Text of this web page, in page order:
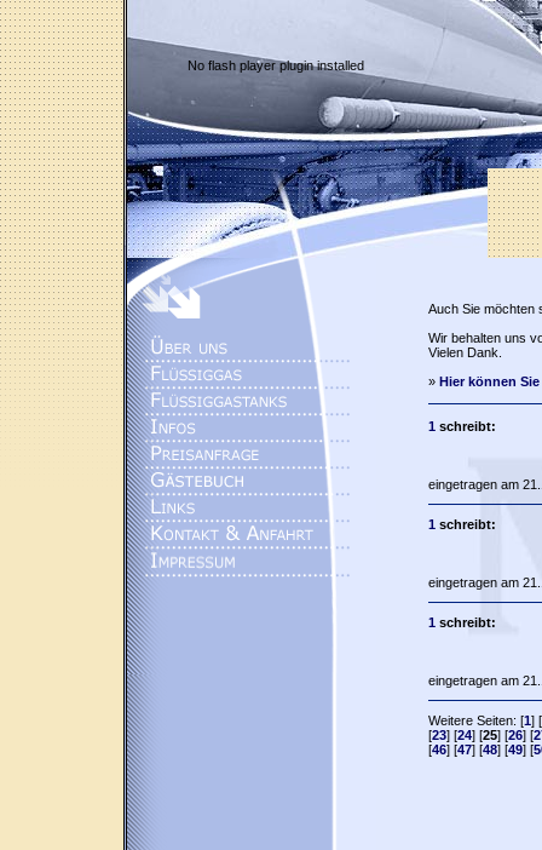
No flash player plugin installed
Auch Sie möchten
Wir behalten uns
Vielen Dank.
» Hier können
1schreibt:
eingetragen am
1schreibt:
eingetragen am
1schreibt:
eingetragen am
Weitere Seiten: [1] [
[23] [24] [25] [26] [
[46] [47] [48] [49] [